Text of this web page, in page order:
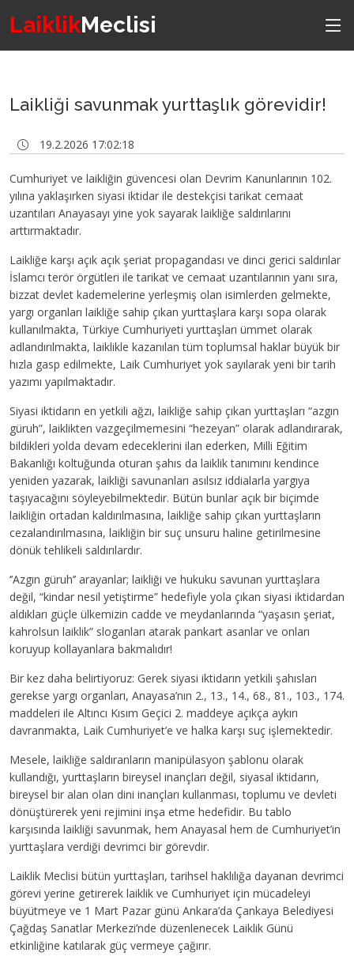
LaiklikMeclisi
Laikliği savunmak yurttaşlık görevidir!
19.2.2026 17:02:18
Cumhuriyet ve laikliğin güvencesi olan Devrim Kanunlarının 102.
yılına yaklaşırken siyasi iktidar ile destekçisi tarikat cemaat
uzantıları Anayasayı yine yok sayarak laikliğe saldırılarını
arttırmaktadır.
Laikliğe karşı açık açık şeriat propagandası ve dinci gerici saldırılar
İslamcı terör örgütleri ile tarikat ve cemaat uzantılarının yanı sıra,
bizzat devlet kademelerine yerleşmiş olan isimlerden gelmekte,
yargı organları laikliğe sahip çıkan yurttaşlara karşı sopa olarak
kullanılmakta, Türkiye Cumhuriyeti yurttaşları ümmet olarak
adlandırılmakta, laiklikle kazanılan tüm toplumsal haklar büyük bir
hızla gasp edilmekte, Laik Cumhuriyet yok sayılarak yeni bir tarih
yazımı yapılmaktadır.
Siyasi iktidarın en yetkili ağzı, laikliğe sahip çıkan yurttaşları “azgın
güruh”, laiklikten vazgeçilmemesini “hezeyan” olarak adlandırarak,
bildikleri yolda devam edeceklerini ilan ederken, Milli Eğitim
Bakanlığı koltuğunda oturan şahıs da laiklik tanımını kendince
yeniden yazarak, laikliği savunanları asılsız iddialarla yargıya
taşıyacağını söyleyebilmektedir. Bütün bunlar açık bir biçimde
laikliğin ortadan kaldırılmasına, laikliğe sahip çıkan yurttaşların
cezalandırılmasına, laikliğin bir suç unsuru haline getirilmesine
dönük tehlikeli saldırılardır.
‘’Azgın güruh’’ arayanlar; laikliği ve hukuku savunan yurttaşlara
değil, “kindar nesil yetiştirme” hedefiyle yola çıkan siyasi iktidardan
aldıkları güçle ülkemizin cadde ve meydanlarında “yaşasın şeriat,
kahrolsun laiklik” sloganları atarak pankart asanlar ve onları
koruyup kollayanlara bakmalıdır!
Bir kez daha belirtiyoruz: Gerek siyasi iktidarın yetkili şahısları
gerekse yargı organları, Anayasa’nın 2., 13., 14., 68., 81., 103., 174.
maddeleri ile Altıncı Kısım Geçici 2. maddeye açıkça aykırı
davranmakta, Laik Cumhuriyet’e ve halka karşı suç işlemektedir.
Mesele, laikliğe saldıranların manipülasyon şablonu olarak
kullandığı, yurttaşların bireysel inançları değil, siyasal iktidarın,
bireysel bir alan olan dini inançları kullanması, toplumu ve devleti
dönüştürerek yeni rejimini inşa etme hedefidir. Bu tablo
karşısında laikliği savunmak, hem Anayasal hem de Cumhuriyet’in
yurttaşlara verdiği devrimci bir görevdir.
Laiklik Meclisi bütün yurttaşları, tarihsel haklılığa dayanan devrimci
görevi yerine getirerek laiklik ve Cumhuriyet için mücadeleyi
büyütmeye ve 1 Mart Pazar günü Ankara’da Çankaya Belediyesi
Çağdaş Sanatlar Merkezi’nde düzenlenecek Laiklik Günü
etkinliğine katılarak güç vermeye çağırır.